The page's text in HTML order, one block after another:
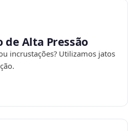
Alta Pressão
incrustações? Utilizamos jatos